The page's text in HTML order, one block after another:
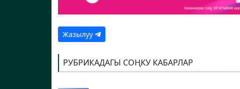
Жазылуу
РУБРИКАДАГЫ СОҢКУ КАБАРЛАР